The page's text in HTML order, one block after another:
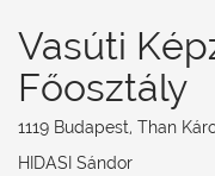
Vasúti
Főosztály
1119 Budapest, Than
HIDASI Sándor